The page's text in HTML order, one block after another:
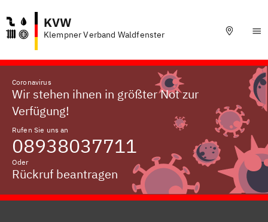
KVW
Klempner Verband Waldfenster
Coronavirus
Wir stehen ihnen in größter Not zur
Verfügung!
Rufen Sie uns an
08938037711
Oder
Rückruf beantragen